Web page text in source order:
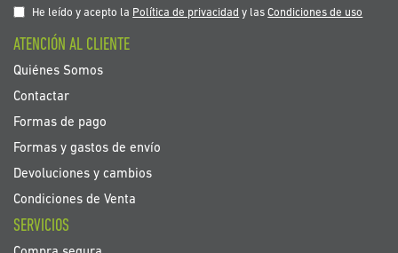
nuestro
de
noticias:
He leído y acepto la Política de privacidad y lasCondiciones de uso
ATENCIÓN AL CLIENTE
Quiénes Somos
Contactar
Formas de pago
Formas y gastos de envío
Devoluciones y cambios
Condiciones de Venta
SERVICIOS